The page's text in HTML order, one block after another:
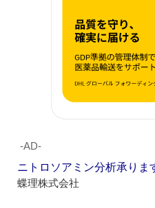
‐AD‐
ニトロソアミン分析承り
蝶理株式会社